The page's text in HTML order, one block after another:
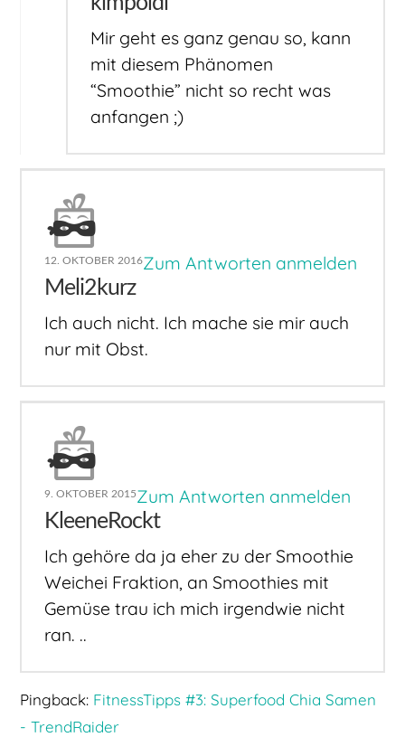
Mir geht es ganz genau so, kann
mit diesem Phänomen
“Smoothie” nicht so recht was
anfangen ;)
12. OKTOBER 2016Zum Antworten anmelden
Meli2kurz
Ich auch nicht. Ich mache sie mir auch
nur mit Obst.
9. OKTOBER 2015Zum Antworten anmelden
KleeneRockt
Ich gehöre da ja eher zu der Smoothie
Weichei Fraktion, an Smoothies mit
Gemüse trau ich mich irgendwie nicht
ran. ..
Pingback: FitnessTipps #3: Superfood Chia Samen
- TrendRaider